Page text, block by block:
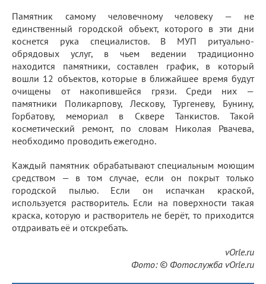
Памятник самому человечному человеку — не
единственный городской объект, которого в эти дни
коснется рука специалистов. В МУП ритуально-
обрядовых услуг, в чьем ведении традиционно
находится памятники, составлен график, в который
вошли 12 объектов, которые в ближайшее время будут
очищены от накопившейся грязи. Среди них —
памятники Поликарпову, Лескову, Тургеневу, Бунину,
Горбатову, мемориал в Сквере Танкистов. Такой
косметический ремонт, по словам Николая Рвачева,
необходимо проводить ежегодно.
Каждый памятник обрабатывают специальным моющим
средством — в том случае, если он покрыт только
городской пылью. Если он испачкан краской,
используется растворитель. Если на поверхности такая
краска, которую и растворитель не берёт, то приходится
отдраивать её и отскребать.
vOrle.ru
Фото: © Фотослужба vOrle.ru